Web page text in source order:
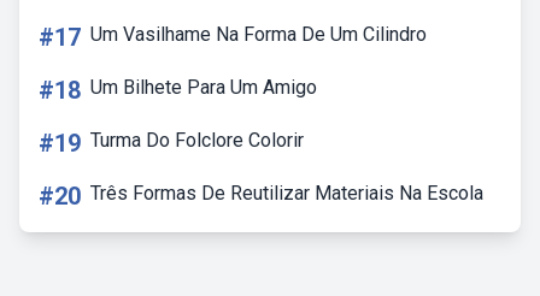
#17 Um Vasilhame Na Forma De Um Cilindro
#18 Um Bilhete Para Um Amigo
#19 Turma Do Folclore Colorir
#20 Três Formas De Reutilizar Materiais Na Escola